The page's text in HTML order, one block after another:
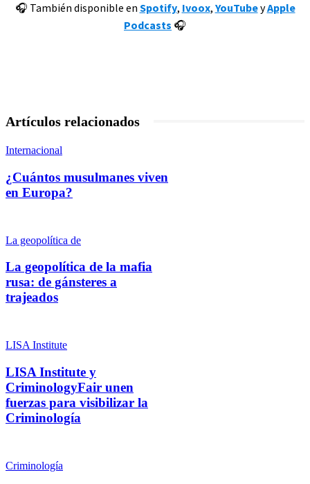
🎧 También disponible en Spotify, Ivoox, YouTubeyApple
Podcasts 🎧
Artículos relacionados
Internacional
¿Cuántos musulmanes viven
en Europa?
La geopolítica de
La geopolítica de la mafia
rusa: de gánsteres a
trajeados
LISA Institute
LISA Institute y
CriminologyFair unen
fuerzas para visibilizar la
Criminología
Criminología